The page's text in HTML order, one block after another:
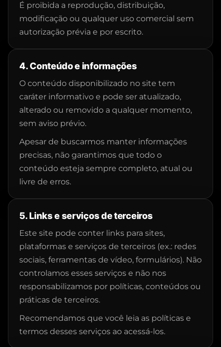
É proibida a reprodução, distribuição,
modificação ou qualquer uso comercial sem
autorização prévia e por escrito.
4. Conteúdo e informações
O conteúdo disponibilizado no site tem
caráter informativo e pode ser atualizado,
alterado ou removido a qualquer momento,
sem aviso prévio.
Apesar de buscarmos manter informações
precisas, não garantimos que todo o
conteúdo esteja sempre completo, atual ou
livre de erros.
5. Links e serviços de terceiros
Este site pode conter links para sites,
plataformas e serviços de terceiros (ex.: redes
sociais, ferramentas de vídeo, formulários). Não
controlamos esses serviços e não nos
responsabilizamos por políticas, conteúdos ou
práticas de terceiros.
Recomendamos que você leia as políticas e
termos desses serviços ao acessá-los.